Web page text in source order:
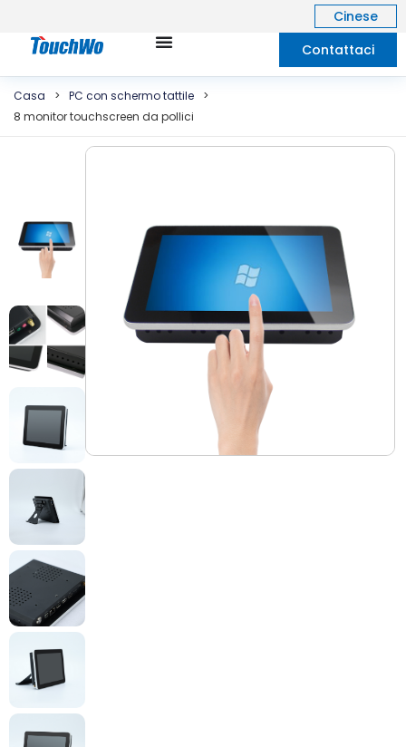
Cinese
Contattaci
Casa > PC con schermo tattile
>
8 monitor touchscreen da pollici